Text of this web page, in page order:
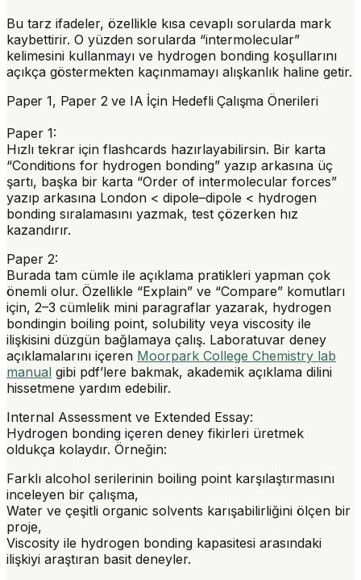
Bu tarz ifadeler, özellikle kısa cevaplı sorularda mark
kaybettirir. O yüzden sorularda “intermolecular”
kelimesini kullanmayı ve hydrogen bonding koşullarını
açıkça göstermekten kaçınmamayı alışkanlık haline getir.
Paper 1, Paper 2 ve IA İçin Hedefli Çalışma Önerileri
Paper 1:
Hızlı tekrar için flashcards hazırlayabilirsin. Bir karta
“Conditions for hydrogen bonding” yazıp arkasına üç
şartı, başka bir karta “Order of intermolecular forces”
yazıp arkasına London < dipole–dipole < hydrogen
bonding sıralamasını yazmak, test çözerken hız
kazandırır.
Paper 2:
Burada tam cümle ile açıklama pratikleri yapman çok
önemli olur. Özellikle “Explain” ve “Compare” komutları
için, 2–3 cümlelik mini paragraflar yazarak, hydrogen
bondingin boiling point, solubility veya viscosity ile
ilişkisini düzgün bağlamaya çalış. Laboratuvar deney
açıklamalarını içeren Moorpark College Chemistry lab
manual gibi pdf’lere bakmak, akademik açıklama dilini
hissetmene yardım edebilir.
Internal Assessment ve Extended Essay:
Hydrogen bonding içeren deney fikirleri üretmek
oldukça kolaydır. Örneğin:
Farklı alcohol serilerinin boiling point karşılaştırmasını
inceleyen bir çalışma,
Water ve çeşitli organic solvents karışabilirliğini ölçen bir
proje,
Viscosity ile hydrogen bonding kapasitesi arasındaki
ilişkiyi araştıran basit deneyler.